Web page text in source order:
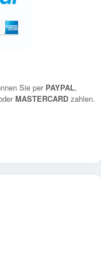
Sie per PAYPAL,
MASTERCARD zahlen.